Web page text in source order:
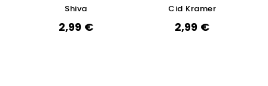
Shiva
2,99 €
Cid Kramer
2,99 €